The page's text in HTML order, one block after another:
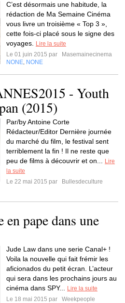
C’est désormais une habitude, la
rédaction de Ma Semaine Cinéma
vous livre un troisième « Top 3 »,
cette fois-ci placé sous le signe des
voyages.
Lire la suite
Le 01 juin 2015 par
Masemainecinema
NONE NONE
- Youth
(2015)
Par/by Antoine Corte
Rédacteur/Editor Dernière journée
du marché du film, le festival sent
terriblement la fin ! Il ne reste que
peu de films à découvrir et on...
Lire
la suite
Le 22 mai 2015 par
Bullesdeculture
pape dans une
Jude Law dans une serie Canal+ !
Voila la nouvelle qui fait frémir les
aficionados du petit écran. L’acteur
qui sera dans les prochains jours au
cinéma dans SPY...
Lire la suite
Le 18 mai 2015 par
Weekpeople